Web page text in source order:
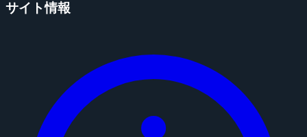
サイト情報